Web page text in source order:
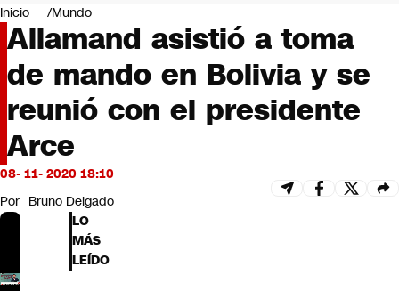
Negocios
Deportes
Programas completos
Cultura
Servicios
Bits
CNN tiempo
Futuro 360
Inicio Mundo
Allamand asistió a toma
de mando en Bolivia y se
reunió con el presidente
Arce
08- 11- 2020 18:10
Por Bruno Delgado
LO
MÁS
LEÍDO